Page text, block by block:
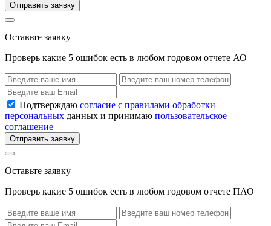
Отправить заявку
Оставьте заявку
Проверь какие 5 ошибок есть в любом годовом отчете АО
Подтверждаю согласие с правилами обработки
персональных данных и принимаю пользовательское
соглашение
Отправить заявку
Оставьте заявку
Проверь какие 5 ошибок есть в любом годовом отчете ПАО